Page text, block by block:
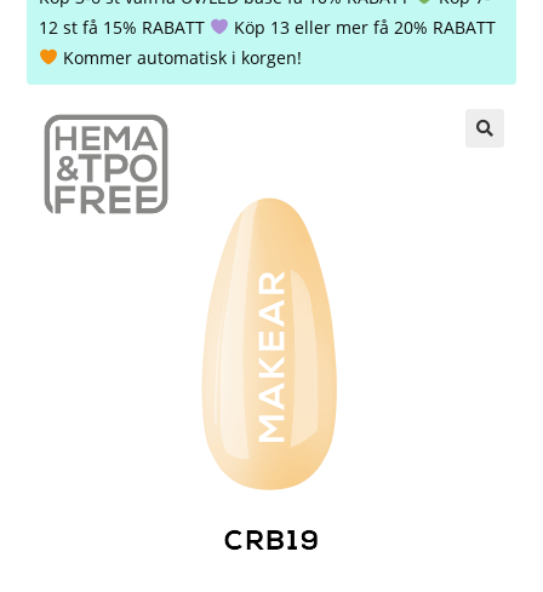
12 st få 15% RABATT
Köp 13 eller mer få 20% RABATT
Kommer automatisk i korgen!